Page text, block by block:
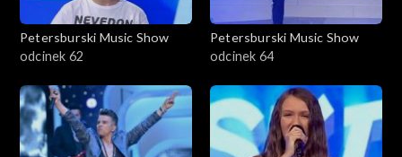
Petersburski Music Show
odcinek 62
Petersburski Music Show
odcinek 64